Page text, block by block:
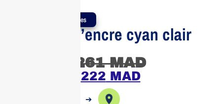
Produits Authentiques
Bouteille d’encre cyan clair
261MAD
222 MAD
➔